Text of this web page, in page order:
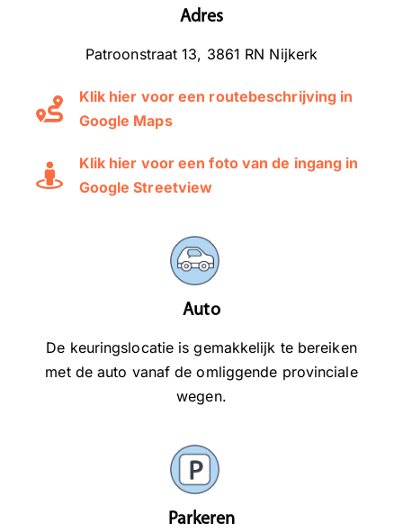
Adres
Patroonstraat 13, 3861 RN Nijkerk
Klik hier voor een routebeschrijving in
Google Maps
Klik hier voor een foto van de ingang in
Google Streetview
Auto
De keuringslocatie is gemakkelijk te bereiken
met de auto vanaf de omliggende provinciale
wegen.
Parkeren